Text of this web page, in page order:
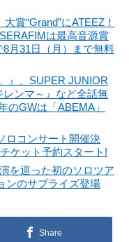
賞“Grand”にATEEZ！
は最高音源賞
月31日（月）まで無料
』、SUPER JUNIOR
ンマ～』など全話無
GWは「ABEMA」
ロコンサート開催決
ケット予約スタート!
を巡った初のソロツア
ンのサプライズ登場
Share